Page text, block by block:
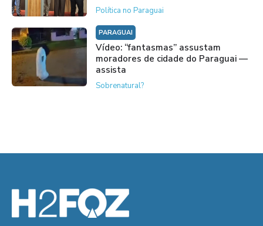
Política no Paraguai
PARAGUAI
Vídeo: “fantasmas” assustam
moradores de cidade do Paraguai —
assista
Sobrenatural?